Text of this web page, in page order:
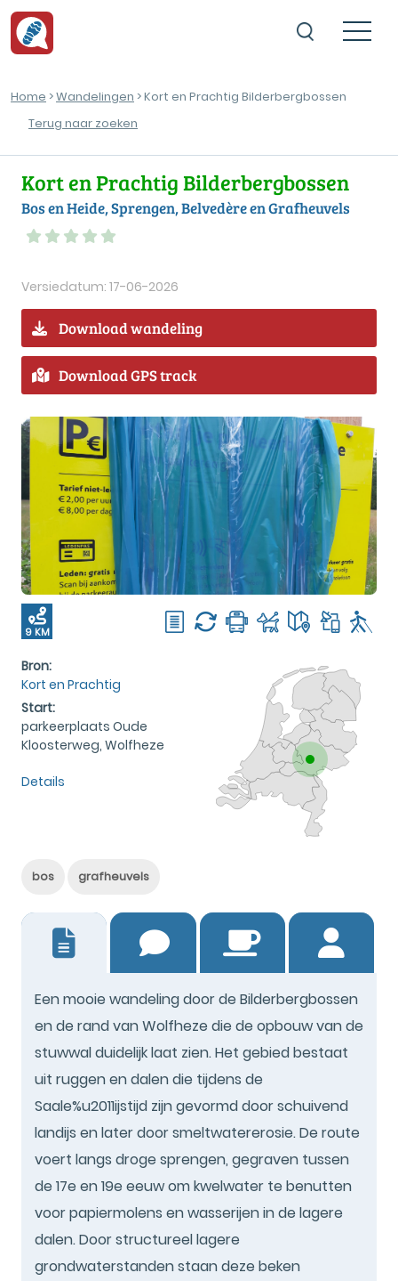
Home >Wandelingen > Kort en Prachtig Bilderbergbossen
Terug naar zoeken
Kort en Prachtig Bilderbergbossen
Bos en Heide, Sprengen, Belvedère en Grafheuvels
Versiedatum: 17-06-2026
Download wandeling
Download GPS track
9 KM
Bron:
Kort en Prachtig
Start:
parkeerplaats Oude
Kloosterweg, Wolfheze
Details
bos grafheuvels
Een mooie wandeling door de Bilderbergbossen
en de rand van Wolfheze die de opbouw van de
stuwwal duidelijk laat zien. Het gebied bestaat
uit ruggen en dalen die tijdens de
Saale%u2011ijstijd zijn gevormd door schuivend
landijs en later door smeltwatererosie. De route
voert langs droge sprengen, gegraven tussen
de 17e en 19e eeuw om kwelwater te benutten
voor papiermolens en wasserijen in de lagere
dalen. Door structureel lagere
grondwaterstanden staan deze beken